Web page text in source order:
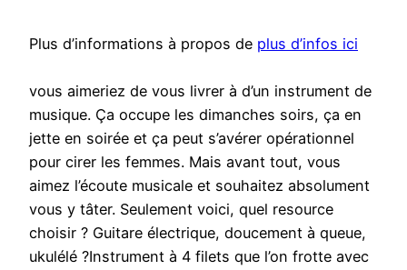
Plus d’informations à propos de plus d’infos ici
vous aimeriez de vous livrer à d’un instrument de
musique. Ça occupe les dimanches soirs, ça en
jette en soirée et ça peut s’avérer opérationnel
pour cirer les femmes. Mais avant tout, vous
aimez l’écoute musicale et souhaitez absolument
vous y tâter. Seulement voici, quel resource
choisir ? Guitare électrique, doucement à queue,
ukulélé ?Instrument à 4 filets que l’on frotte avec